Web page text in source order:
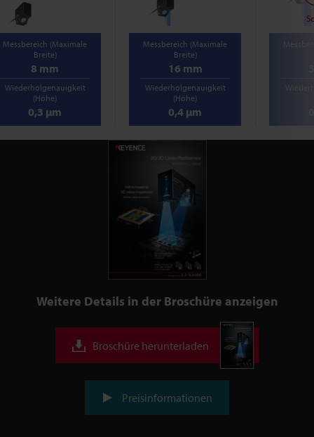
Messbereich (Maximale
Breite)
8 mm
Wiederholgenauigkeit
(Höhe)
0,3 µm
Messbereich (Maximale
Breite)
16 mm
Wiederholgenauigkeit
(Höhe)
0,4 µm
Weitere Details in der Broschüre anzeigen
Broschüre herunterladen
Preisinformationen